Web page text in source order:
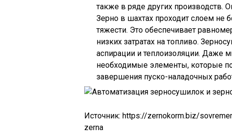
также в ряде других производств.
Зерно в шахтах проходит слоем
тяжести. Это обеспечивает
низких затратах на топливо.
аспирации и теплоизоляции. Даже
необходимые элементы, которые
завершения пуско-наладочных
Источник: https://zernokorm.biz/
zerna